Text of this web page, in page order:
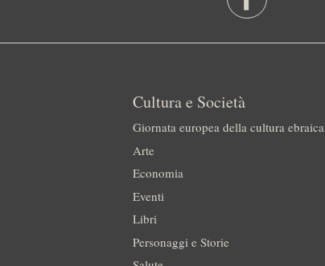
Cultura e Società
Giornata europea della cultura ebraica
Arte
Economia
Eventi
Libri
Personaggi e Storie